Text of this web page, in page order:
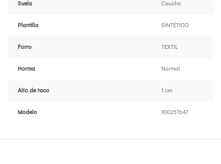
Suela Caucho
Plantilla SINTÉTICO
Forro TEXTIL
Horma Normal
Alto de taco 1 cm
Modelo 100257647